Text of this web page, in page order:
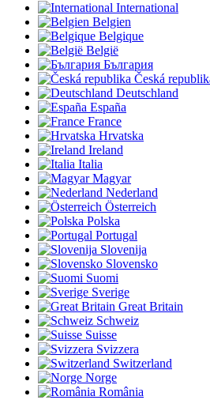
International
Belgien
Belgique
België
България
Česká
Deutschland
España
France
Hrvatska
Ireland
Italia
Magyar
Nederland
Österreich
Polska
Portugal
Slovenija
Slovensko
Suomi
Sverige
Great Britain
Schweiz
Suisse
Svizzera
Switzerland
Norge
România